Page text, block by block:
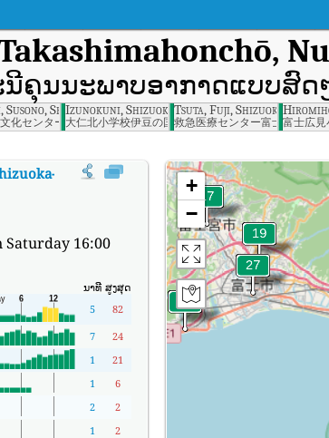
ຄຸນນະພາບອາກາດແບບສົດໆ
Susono, Shizuoka
化センター裾野市
Izunokuni, Shizuoka Prefecture
大仁北小学校伊豆の国市
Tsuta, Fuji, Shizuoka
救急医療センター富士市富士広見
ken :ດັດຊະນີຄຸນນະພາບອາກາດຕາມເວລາຈິງຂອງ
Saturday 16:00
ນາທີ ສູງສຸດ
5
82
7
24
1
21
1
6
2
2
1
2
+
−